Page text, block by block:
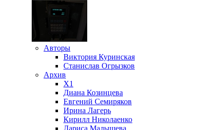
Авторы
Виктория Куринская
Станислав Огрызков
Архив
X1
Диана Козинцева
Евгений Семиряков
Ирина Лагерь
Кирилл Николаенко